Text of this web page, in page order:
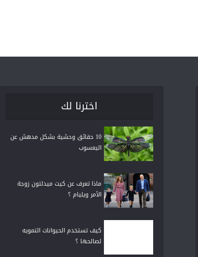
اخترنا لك
10 حقائق وحشية بشكل مدهش عن
اليعسوب
ماذا تعرف عن كيت ميدلتون زوجة
الأمر ويليام ؟
كيف تستخدم الحيوانات التمويه
لصالحها ؟